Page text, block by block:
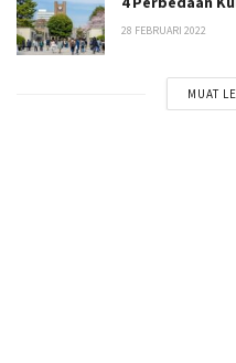
28 FEBRUARI 2022
MUAT